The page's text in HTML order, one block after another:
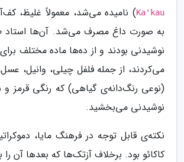
Ka'kau) نامیده می‌شد، معمولاً غلیظ،
به صورت داغ مصرف می‌شد. آن‌ها استاد
نوشیدنی بودند و از ده‌ها ماده مختلف
می‌کردند، از جمله فلفل چیلی، وانیل، عسل،
(نوعی رنگ‌دانه‌ی گیاهی) که رنگی قرمز
نوشیدنی می‌بخشید.
نکته‌ی قابل توجه در فرهنگ مایا،
کاکائو بود. برخلاف آزتک‌ها که بعدها آن